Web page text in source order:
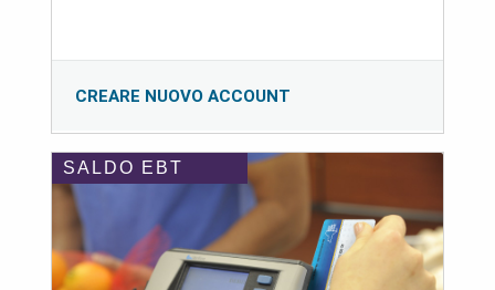
CREARE NUOVO ACCOUNT
SALDO EBT